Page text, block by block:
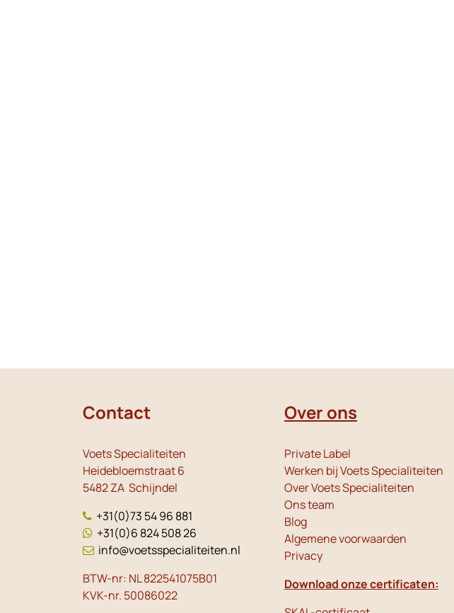
Contact
Voets Specialiteiten
Heidebloemstraat 6
5482 ZA Schijndel
+31(0)73 54 96 881
+31(0)6 824 508 26
info@voetsspecialiteiten.nl
BTW-nr: NL 822541075B01
KVK-nr. 50086022
Over ons
Private Label
Werken bij Voets Specialiteiten
Over Voets Specialiteiten
Ons team
Blog
Algemene voorwaarden
Privacy
Download onze certificaten: